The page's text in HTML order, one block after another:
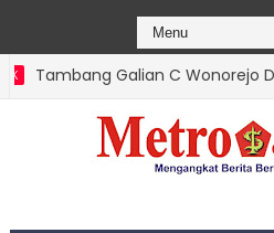
Tambang Galian C Wonorejo